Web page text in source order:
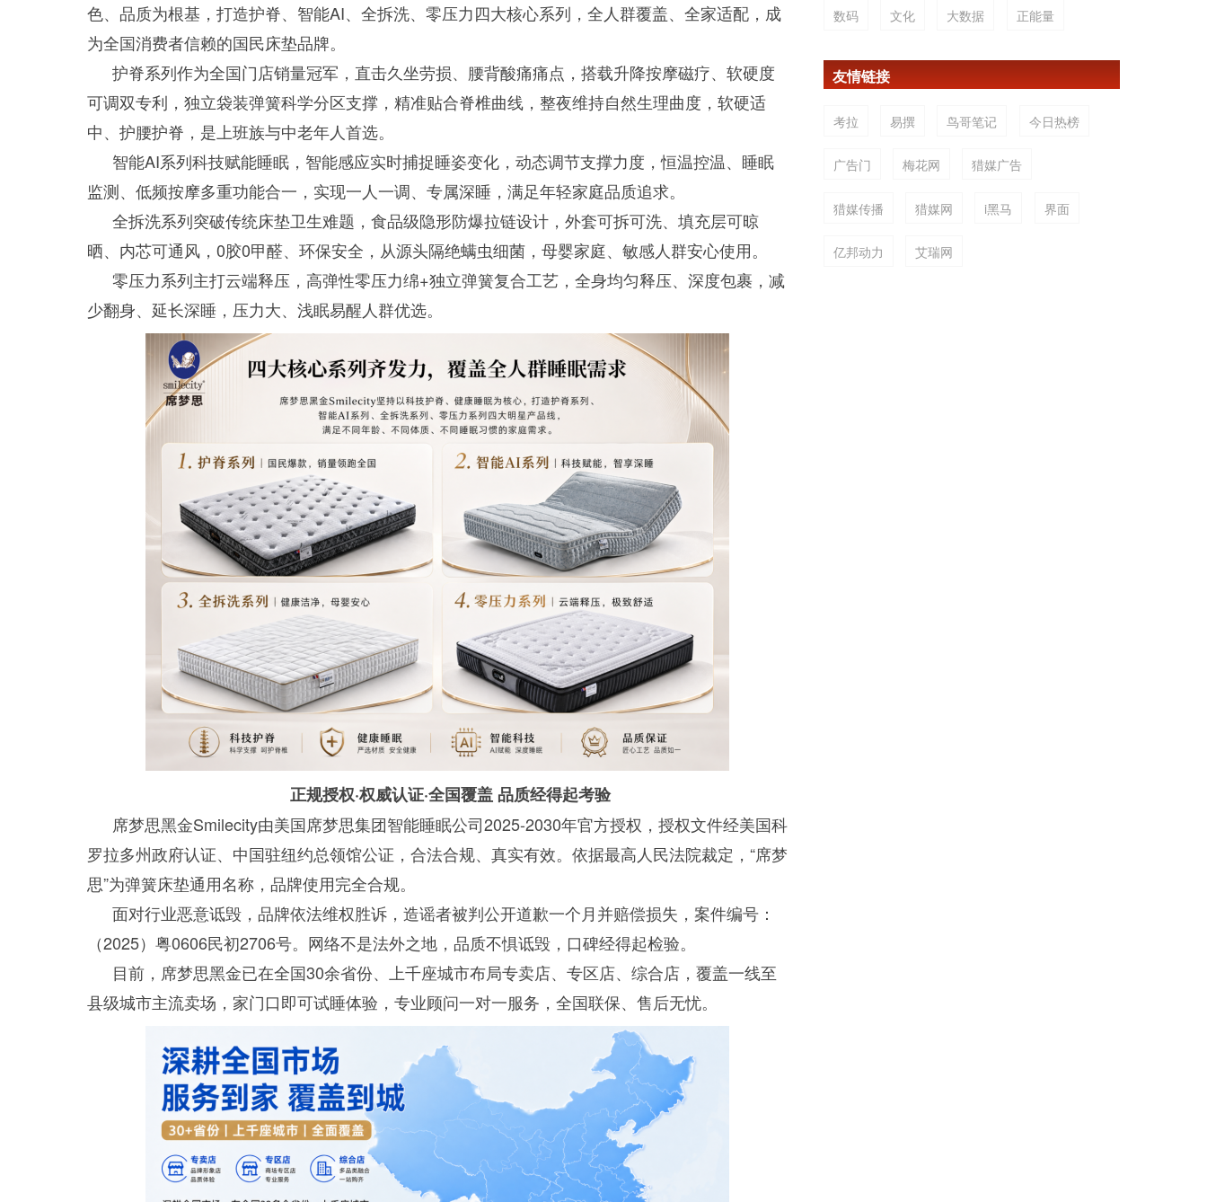
色、品质为根基，打造护脊、智能AI、全拆洗、零压力四大核心系列，全人群覆盖、全家适配，成
为全国消费者信赖的国民床垫品牌。
护脊系列作为全国门店销量冠军，直击久坐劳损、腰背酸痛痛点，搭载升降按摩磁疗、软硬度
可调双专利，独立袋装弹簧科学分区支撑，精准贴合脊椎曲线，整夜维持自然生理曲度，软硬适
中、护腰护脊，是上班族与中老年人首选。
智能AI系列科技赋能睡眠，智能感应实时捕捉睡姿变化，动态调节支撑力度，恒温控温、睡眠
监测、低频按摩多重功能合一，实现一人一调、专属深睡，满足年轻家庭品质追求。
全拆洗系列突破传统床垫卫生难题，食品级隐形防爆拉链设计，外套可拆可洗、填充层可晾
晒、内芯可通风，0胶0甲醛、环保安全，从源头隔绝螨虫细菌，母婴家庭、敏感人群安心使用。
零压力系列主打云端释压，高弹性零压力绵+独立弹簧复合工艺，全身均匀释压、深度包裹，减
少翻身、延长深睡，压力大、浅眠易醒人群优选。
正规授权·权威认证·全国覆盖 品质经得起考验
席梦思黑金Smilecity由美国席梦思集团智能睡眠公司2025-2030年官方授权，授权文件经美国科
罗拉多州政府认证、中国驻纽约总领馆公证，合法合规、真实有效。依据最高人民法院裁定，“席梦
思”为弹簧床垫通用名称，品牌使用完全合规。
面对行业恶意诋毁，品牌依法维权胜诉，造谣者被判公开道歉一个月并赔偿损失，案件编号：
（2025）粤0606民初2706号。网络不是法外之地，品质不惧诋毁，口碑经得起检验。
目前，席梦思黑金已在全国30余省份、上千座城市布局专卖店、专区店、综合店，覆盖一线至
县级城市主流卖场，家门口即可试睡体验，专业顾问一对一服务，全国联保、售后无忧。
数码 文化 大数据 正能量
友情链接
考拉 易撰 鸟哥笔记 今日热榜
广告门 梅花网 猎媒广告
猎媒传播 猎媒网 i黑马 界面
亿邦动力 艾瑞网